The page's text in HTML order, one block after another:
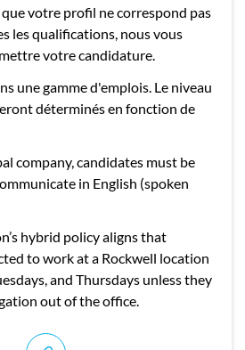
votre profil ne correspond pas
les qualifications, nous vous
votre candidature.
une gamme d'emplois. Le niveau
déterminés en fonction de
company, candidates must be
in English (spoken
hybrid policy aligns that
to work at a Rockwell location
and Thursdays unless they
out of the office.